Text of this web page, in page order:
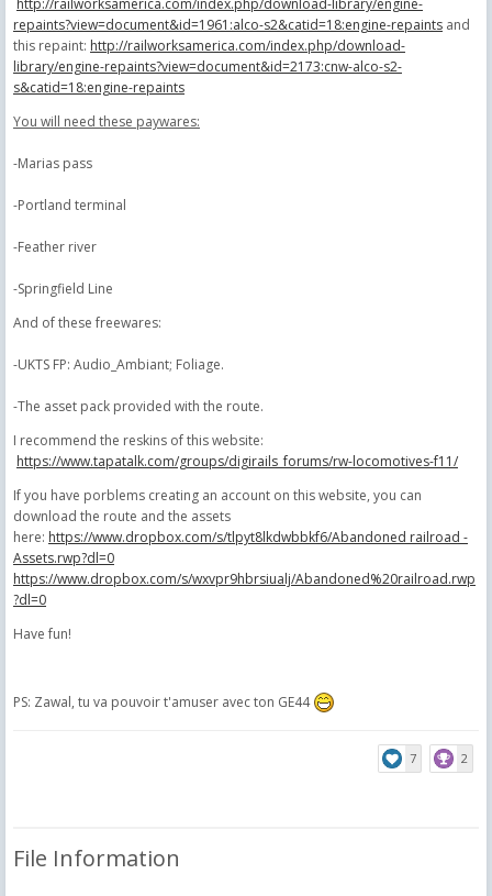
repaints?view=document&id=1961:alco-s2&catid=18:engine-repaints and
this repaint: http://railworksamerica.com/index.php/download-
library/engine-repaints?view=document&id=2173:cnw-alco-s2-
s&catid=18:engine-repaints
You will need these paywares:
-Marias pass
-Portland terminal
-Feather river
-Springfield Line
And of these freewares:
-UKTS FP: Audio_Ambiant; Foliage.
-The asset pack provided with the route.
I recommend the reskins of this website:
https://www.tapatalk.com/groups/digirails_forums/rw-locomotives-f11/
If you have porblems creating an account on this website, you can
download the route and the assets
here: https://www.dropbox.com/s/tlpyt8lkdwbbkf6/Abandoned railroad -
Assets.rwp?dl=0
https://www.dropbox.com/s/wxvpr9hbrsiualj/Abandoned%20railroad.rwp
?dl=0
Have fun!
PS: Zawal, tu va pouvoir t'amuser avec ton GE44
7 2
File Information